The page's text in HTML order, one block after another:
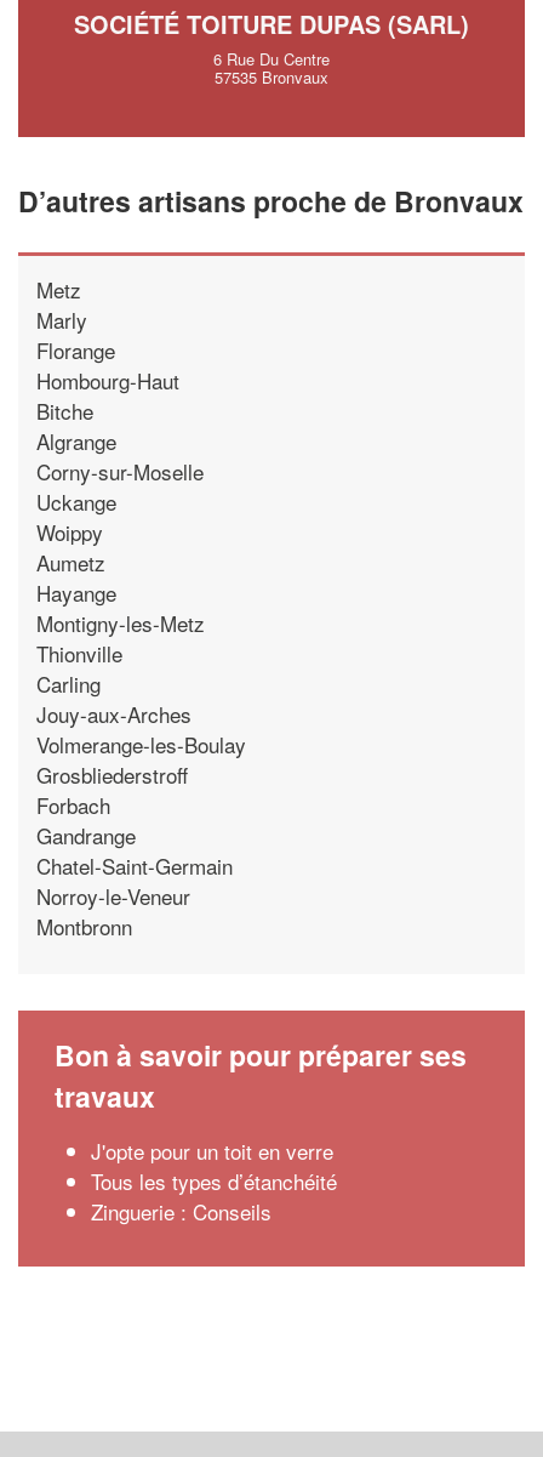
SOCIÉTÉ TOITURE DUPAS (SARL)
6 Rue Du Centre
57535 Bronvaux
D’autres artisans proche de Bronvaux
Metz
Marly
Florange
Hombourg-Haut
Bitche
Algrange
Corny-sur-Moselle
Uckange
Woippy
Aumetz
Hayange
Montigny-les-Metz
Thionville
Carling
Jouy-aux-Arches
Volmerange-les-Boulay
Grosbliederstroff
Forbach
Gandrange
Chatel-Saint-Germain
Norroy-le-Veneur
Montbronn
Bon à savoir pour préparer ses
travaux
J'opte pour un toit en verre
Tous les types d’étanchéité
Zinguerie : Conseils